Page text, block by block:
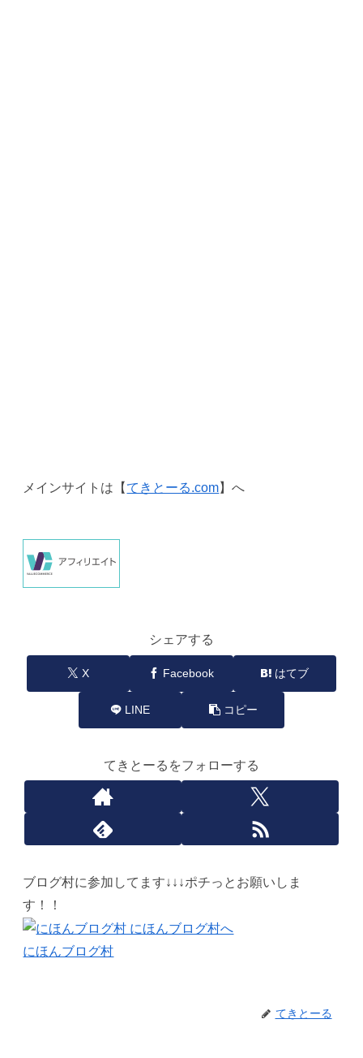
メインサイトは【てきとーる.com】へ
シェアする
X Facebook はてブ
LINE コピー
てきとーるをフォローする
ブログ村に参加してます↓↓↓ポチっとお願いしま
す！！
にほんブログ村
てきとーる